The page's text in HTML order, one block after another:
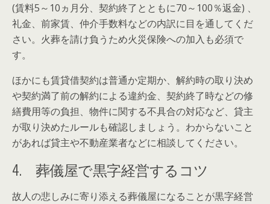
(賃料5～10ヵ月分、契約終了とともに70～100％返金) 、
礼金、前家賃、仲介手数料などの内訳に目を通してくだ
さい。火葬を請け負うため火災保険への加入も必須で
す。
ほかにも賃貸借契約は普通か定期か、解約時の取り決め
や契約満了前の解約による違約金、契約終了時などの修
繕費用等の負担、物件に関する不具合の対応など、貸主
が取り決めたルールも確認しましょう。わからないこと
があれば貸主や不動産業者などに相談してください。
4. 葬儀屋で黒字経営するコツ
故人の悲しみに寄り添える葬儀屋になることが黒字経営